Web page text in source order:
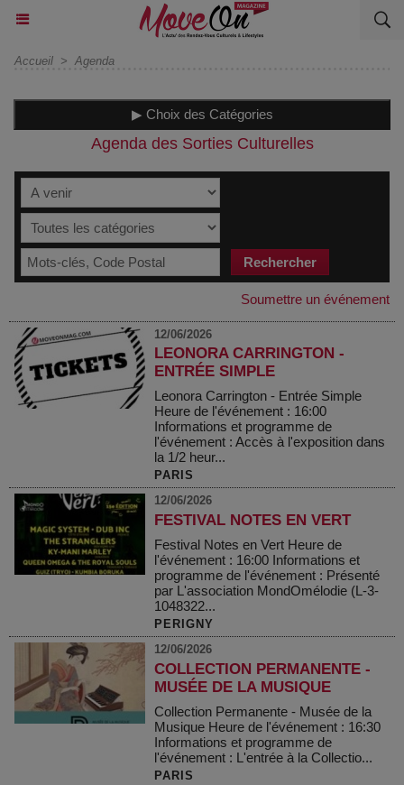
Accueil > Agenda
▶ Choix des Catégories
Agenda des Sorties Culturelles
Soumettre un événement
12/06/2026
LEONORA CARRINGTON -
ENTRÉE SIMPLE
Leonora Carrington - Entrée Simple
Heure de l'événement : 16:00
Informations et programme de
l'événement : Accès à l'exposition dans
la 1/2 heur...
PARIS
12/06/2026
FESTIVAL NOTES EN VERT
Festival Notes en Vert Heure de
l'événement : 16:00 Informations et
programme de l'événement : Présenté
par L'association MondOmélodie (L-3-
1048322...
PERIGNY
12/06/2026
COLLECTION PERMANENTE -
MUSÉE DE LA MUSIQUE
Collection Permanente - Musée de la
Musique Heure de l'événement : 16:30
Informations et programme de
l'événement : L'entrée à la Collectio...
PARIS